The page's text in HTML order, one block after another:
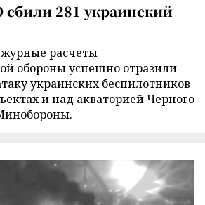
сбили 281 украинский
расчеты
обороны успешно отразили
украинских беспилотников
и над акваторией Черного